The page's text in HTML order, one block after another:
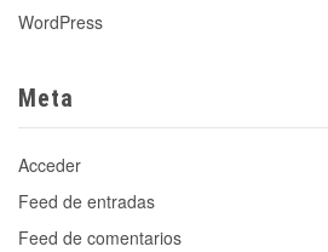
WordPress
Meta
Acceder
Feed de entradas
Feed de comentarios